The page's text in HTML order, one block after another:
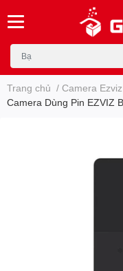
Trang chủ / Camera Ezviz
Camera Dùng Pin EZVIZ